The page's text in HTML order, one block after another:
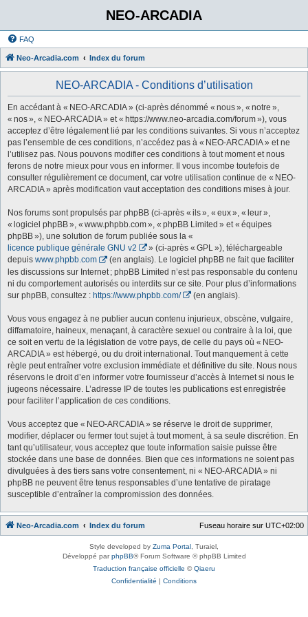
NEO-ARCADIA
FAQ
Neo-Arcadia.com Index du forum
NEO-ARCADIA - Conditions d’utilisation
En accédant à « NEO-ARCADIA » (ci-après dénommé « nous », « notre »,
« nos », « NEO-ARCADIA » et « https://www.neo-arcadia.com/forum »), vous
acceptez d’être légalement lié par les conditions suivantes. Si vous n’acceptez
pas l’ensemble de ces conditions, n’accédez pas à « NEO-ARCADIA » et ne
l’utilisez pas. Nous pouvons modifier ces conditions à tout moment et nous
ferons de notre mieux pour vous en informer. Il vous incombe toutefois de
consulter régulièrement ce document, car votre utilisation continue de « NEO-
ARCADIA » après modification vaut acceptation des conditions mises à jour.
Nos forums sont propulsés par phpBB (ci-après « ils », « eux », « leur »,
« logiciel phpBB », « www.phpbb.com », « phpBB Limited » et « équipes
phpBB »), une solution de forum publiée sous la «
licence publique générale GNU v2
» (ci-après « GPL »), téléchargeable
depuis www.phpbb.com
(en anglais). Le logiciel phpBB ne fait que faciliter
les discussions sur Internet ; phpBB Limited n’est pas responsable du contenu
ni du comportement autorisés ou interdits sur ce site. Pour plus d’informations
sur phpBB, consultez : https://www.phpbb.com/ (en anglais).
Vous vous engagez à ne publier aucun contenu injurieux, obscène, vulgaire,
diffamatoire, haineux, menaçant, à caractère sexuel ou contraire à la loi, que
ce soit en vertu de la législation de votre pays, de celle du pays où « NEO-
ARCADIA » est hébergé, ou du droit international. Tout manquement à cette
règle peut entraîner votre exclusion immédiate et définitive du site. Nous nous
réservons le droit d’en informer votre fournisseur d’accès à Internet si nous le
jugeons nécessaire. L’adresse IP de toutes les publications est enregistrée
pour faciliter l’application de ces conditions.
Vous acceptez que « NEO-ARCADIA » se réserve le droit de supprimer,
modifier, déplacer ou fermer tout sujet à tout moment, à sa seule discrétion. En
tant qu’utilisateur, vous acceptez que toute information saisie puisse être
stockée dans une base de données. Bien que ces informations ne soient pas
divulguées à des tiers sans votre consentement, ni « NEO-ARCADIA » ni
phpBB ne peuvent être tenus responsables d’une tentative de piratage
susceptible d’entraîner la compromission des données.
Neo-Arcadia.com Index du forum Fuseau horaire sur UTC+02:00
Style developed by Zuma Portal , Turaiel,
Développé parphpBB® Forum Software © phpBB Limited
Traduction française officielle ©Qiaeru
Confidentialité | Conditions